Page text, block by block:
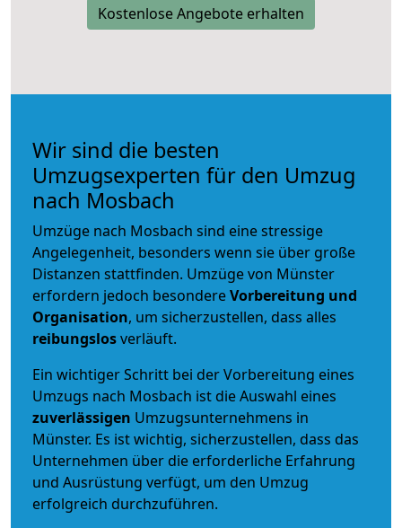
Kostenlose Angebote erhalten
Wir sind die besten
Umzugsexperten für den Umzug
nach Mosbach
Umzüge nach Mosbach sind eine stressige
Angelegenheit, besonders wenn sie über große
Distanzen stattfinden. Umzüge von Münster
erfordern jedoch besondereVorbereitung und
Organisation, um sicherzustellen, dass alles
reibungslosverläuft.
Ein wichtiger Schritt bei der Vorbereitung eines
Umzugs nach Mosbach ist die Auswahl eines
zuverlässigen Umzugsunternehmens in
Münster. Es ist wichtig, sicherzustellen, dass das
Unternehmen über die erforderliche Erfahrung
und Ausrüstung verfügt, um den Umzug
erfolgreich durchzuführen.